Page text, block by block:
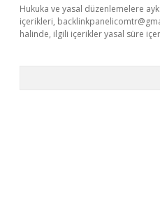
Hukuka ve yasal düzenlemelere
içerikleri,
halinde, ilgili içerikler yasal süre